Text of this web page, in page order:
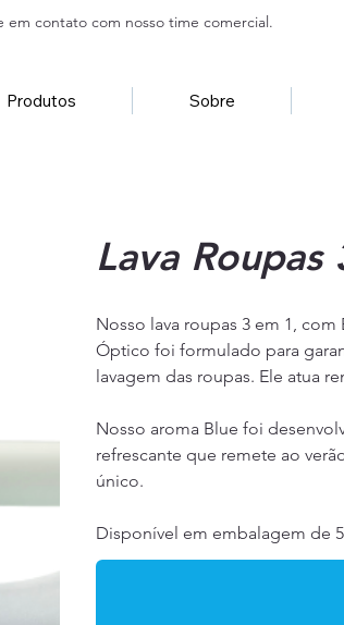
Produtos Sobre
contato com nosso time comercial.
Lava Roupas
Nosso lava roupas 3 em 1,
Óptico foi formulado para
lavagem das roupas. Ele atua
Nosso aroma Blue foi
refrescante que remete ao
único.
Disponível em embalagem de